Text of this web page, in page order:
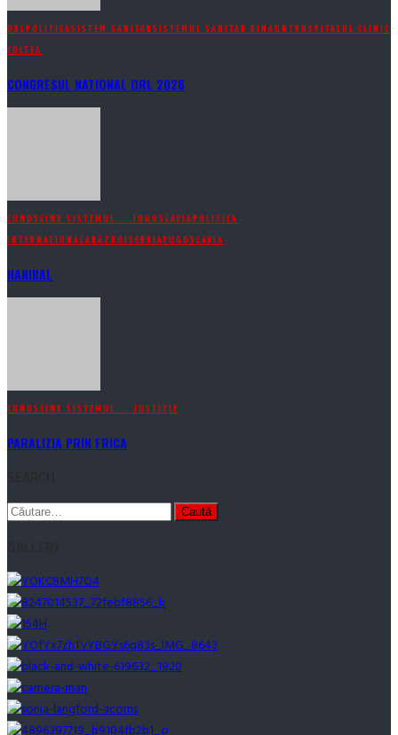
ORLPOLITICASISTEM SANITAR SISTEMUL SANITAR DINAUNTRU SPITALUL CLINIC
COLTEA
CONGRESUL NATIONAL ORL 2026
CUNOSCIND SISTEMUL.... IUGOSLAVIAPOLITICA
INTERNATIONALARAZBOI SERBIAYUGOSLAVIA
HANIBAL
CUNOSCIND SISTEMUL.... JUSTITIE
PARALIZIA PRIN FRICA
Caută